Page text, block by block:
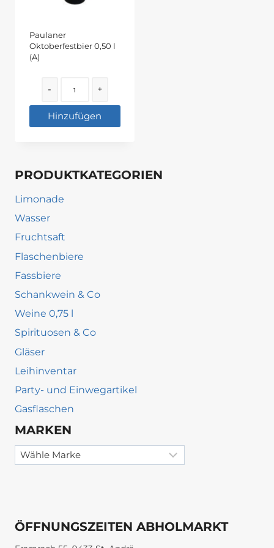
Paulaner
Oktoberfestbier 0,50 l
(A)
- +
Hinzufügen
PRODUKTKATEGORIEN
Limonade
Wasser
Fruchtsaft
Flaschenbiere
Fassbiere
Schankwein & Co
Weine 0,75 l
Spirituosen & Co
Gläser
Leihinventar
Party- und Einwegartikel
Gasflaschen
MARKEN
ÖFFNUNGSZEITEN ABHOLMARKT